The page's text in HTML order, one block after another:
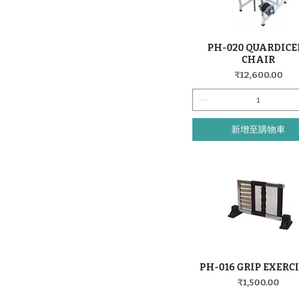
快速瀏覽
PH-020
CHAIR
價格
₹12,600.00
新增至購物車
快速瀏覽
PH-016 GRIP
價格
₹1,500.00